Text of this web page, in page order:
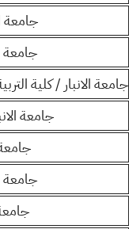
جامعة
جامعة
جامعة الانبار / كلية
جامعة
جامعة
جامعة